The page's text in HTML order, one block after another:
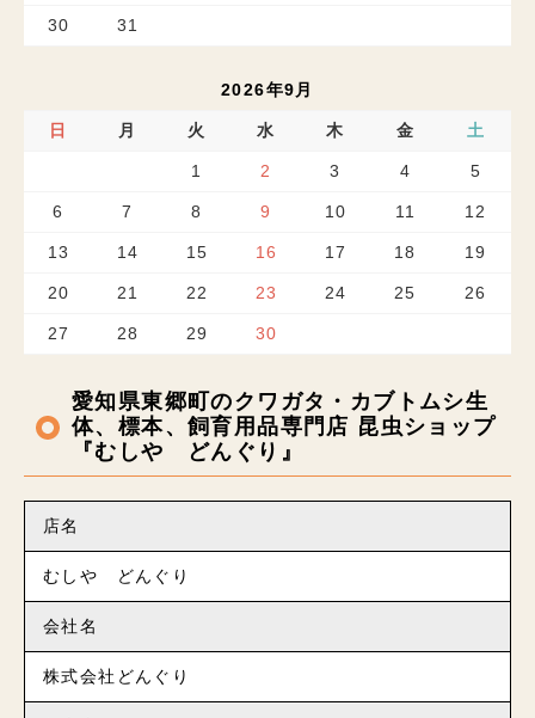
30 31
2026年9月
日 月 火 水 木 金 土
1 2 3 4 5
6 7 8 9 10 11 12
13 14 15 16 17 18 19
20 21 22 23 24 25 26
27 28 29 30
愛知県東郷町のクワガタ・カブトムシ生
体、標本、飼育用品専門店 昆虫ショップ
『むしや どんぐり』
店名
むしや どんぐり
会社名
株式会社どんぐり